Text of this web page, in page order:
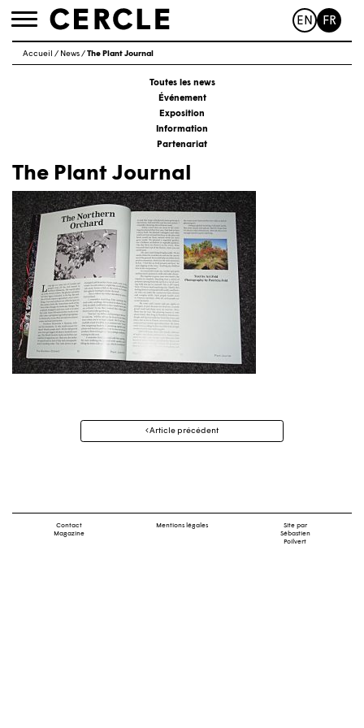
Toggle
EN FR
Accueil / News/The Plant Journal
Toutes les news
Événement
Exposition
Information
Partenariat
The Plant Journal
Navigation
Article précédent
Contact
Magazine
Mentions légales
Site par
Sébastien
Poilvert